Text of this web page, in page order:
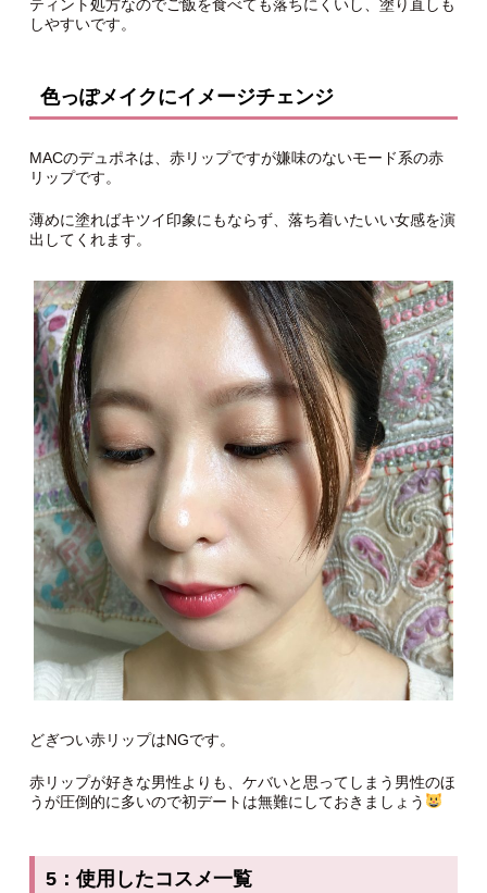
ティント処方なのでご飯を食べても落ちにくいし、塗り直しも
しやすいです。
色っぽメイクにイメージチェンジ
MACのデュポネは、赤リップですが嫌味のないモード系の赤
リップです。
薄めに塗ればキツイ印象にもならず、落ち着いたいい女感を演
出してくれます。
どぎつい赤リップはNGです。
赤リップが好きな男性よりも、ケバいと思ってしまう男性のほ
うが圧倒的に多いので初デートは無難にしておきましょう
5：使用したコスメ一覧